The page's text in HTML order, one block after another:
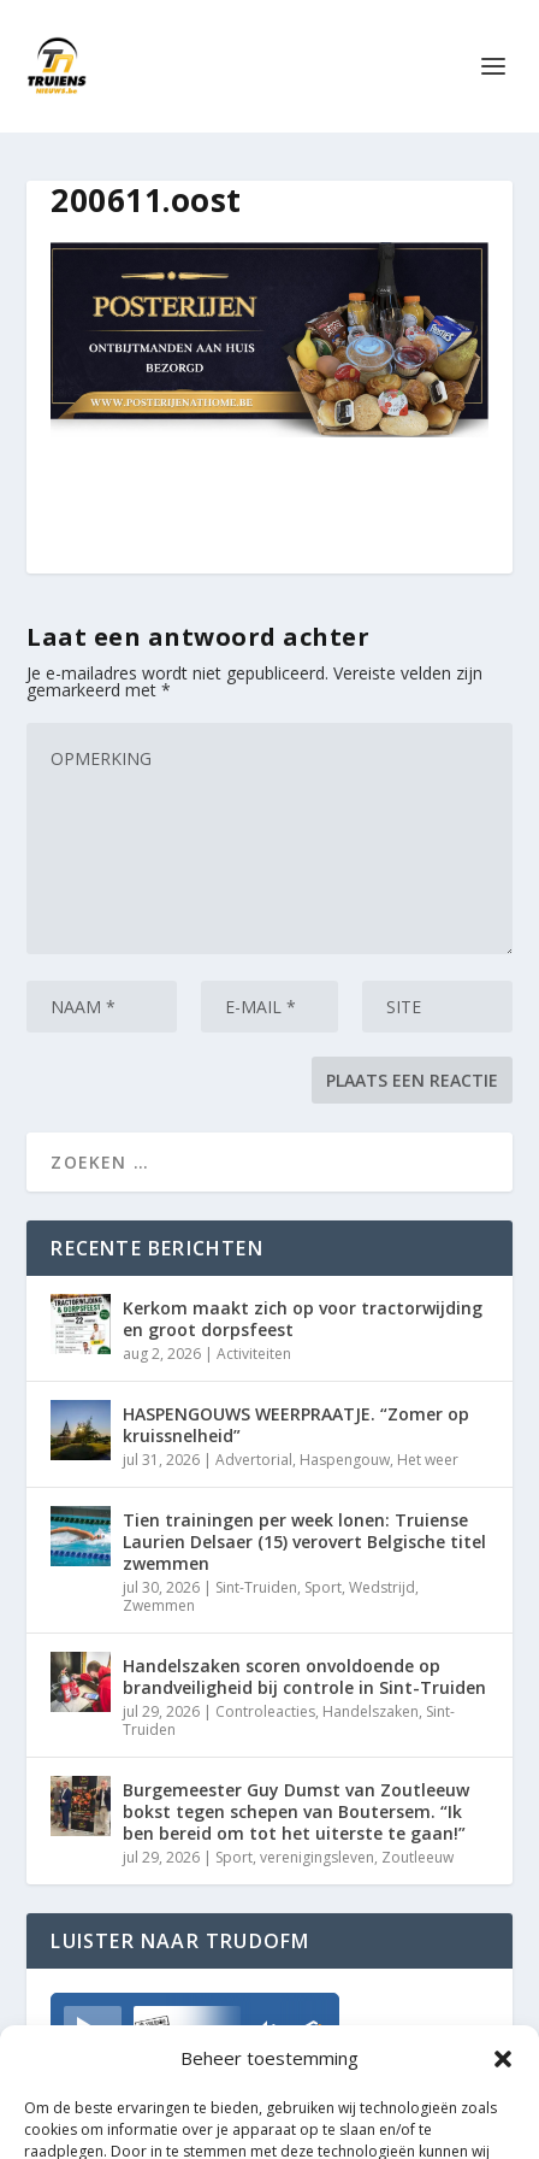
Beheer toestemming
Om de beste ervaringen te bieden, gebruiken wij technologieën zoals
cookies om informatie over je apparaat op te slaan en/of te
raadplegen. Door in te stemmen met deze technologieën kunnen wij
200611.oost
Laat een antwoord achter
Je e-mailadres wordt niet gepubliceerd. Vereiste velden zijn
gemarkeerd met*
RECENTE BERICHTEN
Kerkom maakt zich op voor tractorwijding
en groot dorpsfeest
aug 2, 2026 |Activiteiten
HASPENGOUWS WEERPRAATJE. “Zomer op
kruissnelheid”
jul 31, 2026 |Advertorial, Haspengouw, Het weer
Tien trainingen per week lonen: Truiense
Laurien Delsaer (15) verovert Belgische titel
zwemmen
jul 30, 2026 | Sint-Truiden, Sport,Wedstrijd,
Zwemmen
Handelszaken scoren onvoldoende op
brandveiligheid bij controle in Sint-Truiden
jul 29, 2026 | Controleacties, Handelszaken, Sint-
Truiden
Burgemeester Guy Dumst van Zoutleeuw
bokst tegen schepen van Boutersem. “Ik
ben bereid om tot het uiterste te gaan!”
jul 29, 2026 | Sport,verenigingsleven, Zoutleeuw
LUISTER NAAR TRUDOFM
TrudoFM